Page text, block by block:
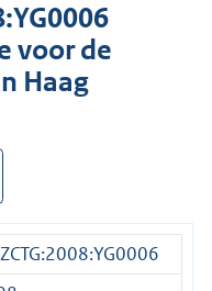
voor de
Haag